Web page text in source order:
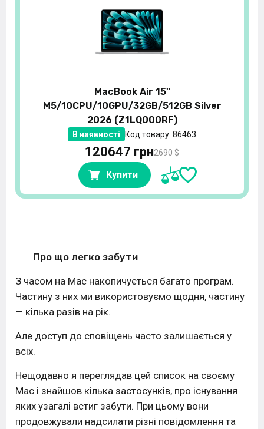
MacBook Air 15"
M5/10CPU/10GPU/32GB/512GB Silver
2026 (Z1LQ000RF)
В наявності Код товару: 86463
120647 грн2690 $
Купити
Про що легко забути
З часом на Mac накопичується багато програм.
Частину з них ми використовуємо щодня, частину
— кілька разів на рік.
Але доступ до сповіщень часто залишається у
всіх.
Нещодавно я переглядав цей список на своєму
Mac і знайшов кілька застосунків, про існування
яких узагалі встиг забути. При цьому вони
продовжували надсилати різні повідомлення та